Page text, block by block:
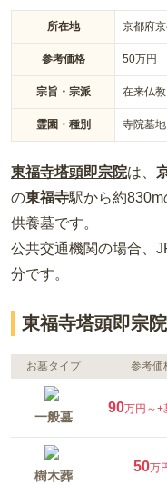
所在地 京都府
参考価格 50万円
宗旨・宗派 在来仏教
霊園・種別 寺院墓地
東福寺塔頭即宗院は、
の東福寺駅から約830m
供養墓です。
公共交通機関の場合、
分です。
東福寺塔頭即宗
お墓タイプ 参考価
一般墓
90万円～+
樹木葬
50万